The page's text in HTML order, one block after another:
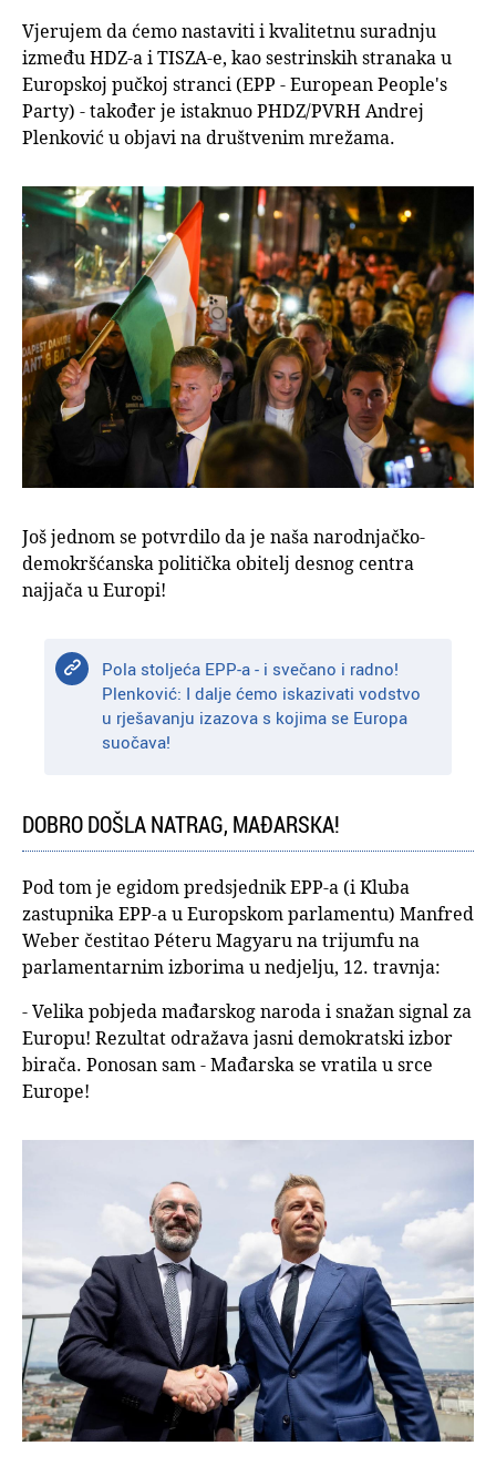
Vjerujem da ćemo nastaviti i kvalitetnu suradnju
između HDZ-a i TISZA-e, kao sestrinskih stranaka u
Europskoj pučkoj stranci (EPP - European People's
Party) - također je istaknuo PHDZ/PVRH Andrej
Plenković u objavi na društvenim mrežama.
Još jednom se potvrdilo da je naša narodnjačko-
demokršćanska politička obitelj desnog centra
najjača u Europi!
Pola stoljeća EPP-a - i svečano i radno!
Plenković: I dalje ćemo iskazivati vodstvo
u rješavanju izazova s kojima se Europa
suočava!
DOBRO DOŠLA NATRAG, MAĐARSKA!
Pod tom je egidom predsjednik EPP-a (i Kluba
zastupnika EPP-a u Europskom parlamentu) Manfred
Weber čestitao Péteru Magyaru na trijumfu na
parlamentarnim izborima u nedjelju, 12. travnja:
- Velika pobjeda mađarskog naroda i snažan signal za
Europu! Rezultat odražava jasni demokratski izbor
birača. Ponosan sam - Mađarska se vratila u srce
Europe!